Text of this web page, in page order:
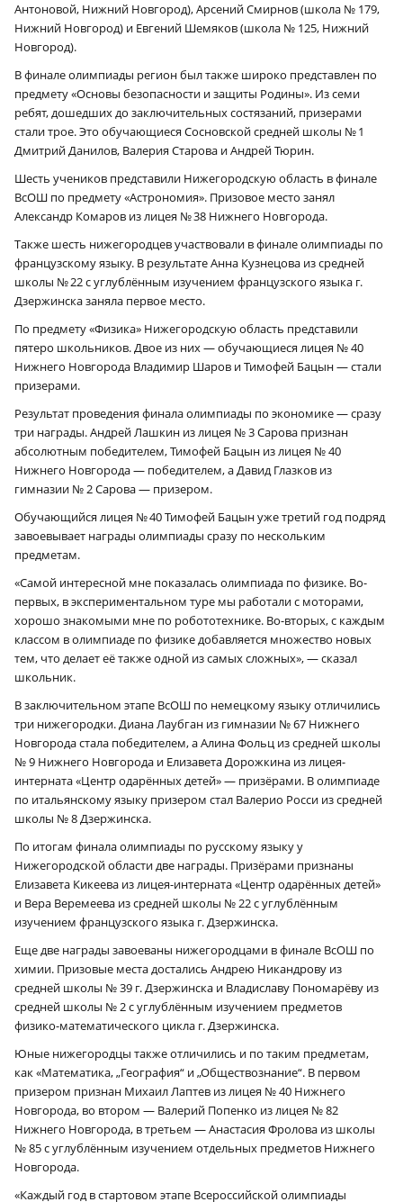
Антоновой, Нижний Новгород), Арсений Смирнов (школа № 179,
Нижний Новгород) и Евгений Шемяков (школа № 125, Нижний
Новгород).
В финале олимпиады регион был также широко представлен по
предмету «Основы безопасности и защиты Родины». Из семи
ребят, дошедших до заключительных состязаний, призерами
стали трое. Это обучающиеся Сосновской средней школы № 1
Дмитрий Данилов, Валерия Старова и Андрей Тюрин.
Шесть учеников представили Нижегородскую область в финале
ВсОШ по предмету «Астрономия». Призовое место занял
Александр Комаров из лицея № 38 Нижнего Новгорода.
Также шесть нижегородцев участвовали в финале олимпиады по
французскому языку. В результате Анна Кузнецова из средней
школы № 22 с углублённым изучением французского языка г.
Дзержинска заняла первое место.
По предмету «Физика» Нижегородскую область представили
пятеро школьников. Двое из них — обучающиеся лицея № 40
Нижнего Новгорода Владимир Шаров и Тимофей Бацын — стали
призерами.
Результат проведения финала олимпиады по экономике — сразу
три награды. Андрей Лашкин из лицея № 3 Сарова признан
абсолютным победителем, Тимофей Бацын из лицея № 40
Нижнего Новгорода — победителем, а Давид Глазков из
гимназии № 2 Сарова — призером.
Обучающийся лицея № 40 Тимофей Бацын уже третий год подряд
завоевывает награды олимпиады сразу по нескольким
предметам.
«Самой интересной мне показалась олимпиада по физике. Во-
первых, в экспериментальном туре мы работали с моторами,
хорошо знакомыми мне по робототехнике. Во-вторых, с каждым
классом в олимпиаде по физике добавляется множество новых
тем, что делает её также одной из самых сложных», — сказал
школьник.
В заключительном этапе ВсОШ по немецкому языку отличились
три нижегородки. Диана Лаубган из гимназии № 67 Нижнего
Новгорода стала победителем, а Алина Фольц из средней школы
№ 9 Нижнего Новгорода и Елизавета Дорожкина из лицея-
интерната «Центр одарённых детей» — призёрами. В олимпиаде
по итальянскому языку призером стал Валерио Росси из средней
школы № 8 Дзержинска.
По итогам финала олимпиады по русскому языку у
Нижегородской области две награды. Призёрами признаны
Елизавета Кикеева из лицея-интерната «Центр одарённых детей»
и Вера Веремеева из средней школы № 22 с углублённым
изучением французского языка г. Дзержинска.
Еще две награды завоеваны нижегородцами в финале ВсОШ по
химии. Призовые места достались Андрею Никандрову из
средней школы № 39 г. Дзержинска и Владиславу Пономарёву из
средней школы № 2 с углублённым изучением предметов
физико-математического цикла г. Дзержинска.
Юные нижегородцы также отличились и по таким предметам,
как «Математика, „География“ и „Обществознание“. В первом
призером признан Михаил Лаптев из лицея № 40 Нижнего
Новгорода, во втором — Валерий Попенко из лицея № 82
Нижнего Новгорода, в третьем — Анастасия Фролова из школы
№ 85 с углублённым изучением отдельных предметов Нижнего
Новгорода.
«Каждый год в стартовом этапе Всероссийской олимпиады